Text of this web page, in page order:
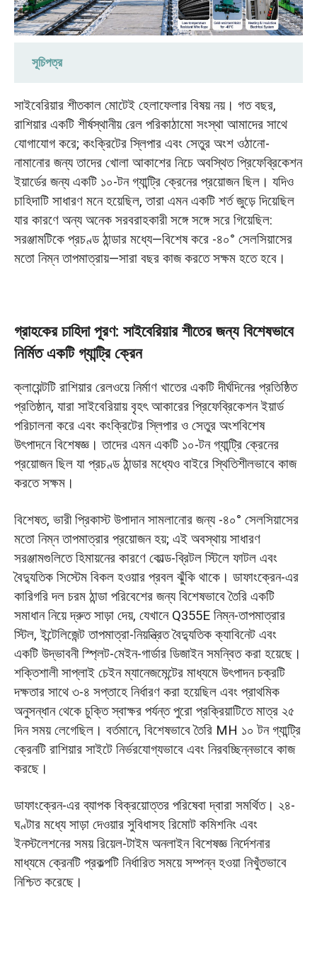
সূচিপত্র
গ্রাহকের চাহিদা পূরণ: সাইবেরিয়ার শীতের জন্য বিশেষভাবে
নির্মিত একটি গ্যান্ট্রি ক্রেন
-৪০°C তাপমাত্রার জন্য বিশেষভাবে নির্মিত: চারটি প্রধান
প্রকৌশলগত উন্নয়ন
১. -৪০° সেলসিয়াস তাপমাত্রায় ইস্পাতের শীতল ভঙ্গুরতা এবং
কাঠামোগত ফাটল প্রতিরোধ
২. প্রচণ্ড ঠান্ডায় বৈদ্যুতিক তার জমে যাওয়া এবং আর্দ্রতাজনিত
৪. সুরক্ষিত আন্তঃসীমান্ত প্যাকেজিং: ক্রেনের মাধ্যমে নিরাপদ
ডেলিভারি নিশ্চিত করা
সাইবেরিয়ায় গ্রিন গ্যান্ট্রি ক্রেন সফলভাবে পৌঁছে দেওয়া
হয়েছে
সাইবেরিয়ার শীতকাল মোটেই হেলাফেলার বিষয় নয়। গত বছর,
রাশিয়ার একটি শীর্ষস্থানীয় রেল পরিকাঠামো সংস্থা আমাদের সাথে
যোগাযোগ করে; কংক্রিটের স্লিপার এবং সেতুর অংশ ওঠানো-
নামানোর জন্য তাদের খোলা আকাশের নিচে অবস্থিত প্রিফেব্রিকেশন
ইয়ার্ডের জন্য একটি ১০-টন গ্যান্ট্রি ক্রেনের প্রয়োজন ছিল। যদিও
চাহিদাটি সাধারণ মনে হয়েছিল, তারা এমন একটি শর্ত জুড়ে দিয়েছিল
যার কারণে অন্য অনেক সরবরাহকারী সঙ্গে সঙ্গে সরে গিয়েছিল:
সরঞ্জামটিকে প্রচণ্ড ঠান্ডার মধ্যে—বিশেষ করে -৪০° সেলসিয়াসের
মতো নিম্ন তাপমাত্রায়—সারা বছর কাজ করতে সক্ষম হতে হবে।
গ্রাহকের চাহিদা পূরণ: সাইবেরিয়ার শীতের জন্য বিশেষভাবে
নির্মিত একটি গ্যান্ট্রি ক্রেন
ক্লায়েন্টটি রাশিয়ার রেলওয়ে নির্মাণ খাতের একটি দীর্ঘদিনের প্রতিষ্ঠিত
প্রতিষ্ঠান, যারা সাইবেরিয়ায় বৃহৎ আকারের প্রিফেব্রিকেশন ইয়ার্ড
পরিচালনা করে এবং কংক্রিটের স্লিপার ও সেতুর অংশবিশেষ
উৎপাদনে বিশেষজ্ঞ। তাদের এমন একটি ১০-টন গ্যান্ট্রি ক্রেনের
প্রয়োজন ছিল যা প্রচণ্ড ঠান্ডার মধ্যেও বাইরে স্থিতিশীলভাবে কাজ
করতে সক্ষম।
বিশেষত, ভারী প্রিকাস্ট উপাদান সামলানোর জন্য -৪০° সেলসিয়াসের
মতো নিম্ন তাপমাত্রার প্রয়োজন হয়; এই অবস্থায় সাধারণ
সরঞ্জামগুলিতে হিমায়নের কারণে কোল্ড-ব্রিটল স্টিলে ফাটল এবং
বৈদ্যুতিক সিস্টেম বিকল হওয়ার প্রবল ঝুঁকি থাকে। ডাফাংক্রেন-এর
কারিগরি দল চরম ঠান্ডা পরিবেশের জন্য বিশেষভাবে তৈরি একটি
সমাধান নিয়ে দ্রুত সাড়া দেয়, যেখানে Q355E নিম্ন-তাপমাত্রার
স্টিল, ইন্টেলিজেন্ট তাপমাত্রা-নিয়ন্ত্রিত বৈদ্যুতিক ক্যাবিনেট এবং
একটি উদ্ভাবনী স্প্লিট-মেইন-গার্ডার ডিজাইন সমন্বিত করা হয়েছে।
শক্তিশালী সাপ্লাই চেইন ম্যানেজমেন্টের মাধ্যমে উৎপাদন চক্রটি
দক্ষতার সাথে ৩-৪ সপ্তাহে নির্ধারণ করা হয়েছিল এবং প্রাথমিক
অনুসন্ধান থেকে চুক্তি স্বাক্ষর পর্যন্ত পুরো প্রক্রিয়াটিতে মাত্র ২৫
দিন সময় লেগেছিল। বর্তমানে, বিশেষভাবে তৈরি MH ১০ টন গ্যান্ট্রি
ক্রেনটি রাশিয়ার সাইটে নির্ভরযোগ্যভাবে এবং নিরবচ্ছিন্নভাবে কাজ
করছে।
ডাফাংক্রেন-এর ব্যাপক বিক্রয়োত্তর পরিষেবা দ্বারা সমর্থিত। ২৪-
ঘণ্টার মধ্যে সাড়া দেওয়ার সুবিধাসহ রিমোট কমিশনিং এবং
ইনস্টলেশনের সময় রিয়েল-টাইম অনলাইন বিশেষজ্ঞ নির্দেশনার
মাধ্যমে ক্রেনটি প্রকল্পটি নির্ধারিত সময়ে সম্পন্ন হওয়া নিখুঁতভাবে
নিশ্চিত করেছে।